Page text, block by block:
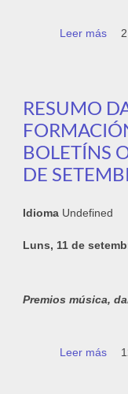
Leer más
RESUMO
BOLETÍNS
DE
Idioma Undefined
Luns, 11 de
Premios música,
Leer más